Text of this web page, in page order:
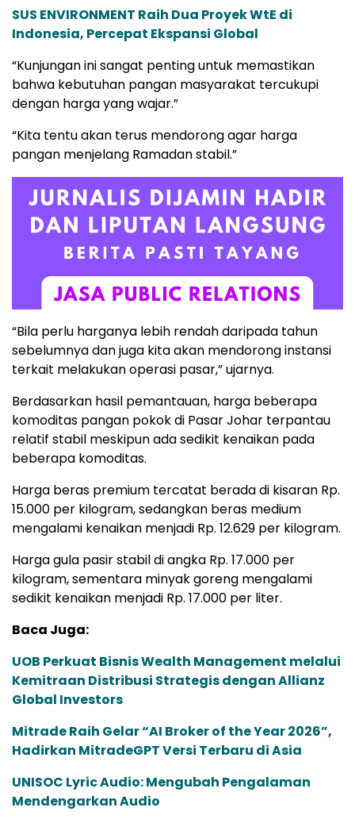
SUS ENVIRONMENT Raih Dua Proyek WtE di
Indonesia, Percepat Ekspansi Global
“Kunjungan ini sangat penting untuk memastikan
bahwa kebutuhan pangan masyarakat tercukupi
dengan harga yang wajar.”
“Kita tentu akan terus mendorong agar harga
pangan menjelang Ramadan stabil.”
“Bila perlu harganya lebih rendah daripada tahun
sebelumnya dan juga kita akan mendorong instansi
terkait melakukan operasi pasar,” ujarnya.
Berdasarkan hasil pemantauan, harga beberapa
komoditas pangan pokok di Pasar Johar terpantau
relatif stabil meskipun ada sedikit kenaikan pada
beberapa komoditas.
Harga beras premium tercatat berada di kisaran Rp.
15.000 per kilogram, sedangkan beras medium
mengalami kenaikan menjadi Rp. 12.629 per kilogram.
Harga gula pasir stabil di angka Rp. 17.000 per
kilogram, sementara minyak goreng mengalami
sedikit kenaikan menjadi Rp. 17.000 per liter.
Baca Juga:
UOB Perkuat Bisnis Wealth Management melalui
Kemitraan Distribusi Strategis dengan Allianz
Global Investors
Mitrade Raih Gelar “AI Broker of the Year 2026”,
Hadirkan MitradeGPT Versi Terbaru di Asia
UNISOC Lyric Audio: Mengubah Pengalaman
Mendengarkan Audio